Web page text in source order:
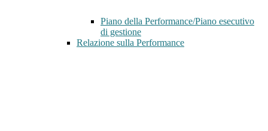
Piano della Performance/Piano esecutivo
di gestione
Relazione sulla Performance